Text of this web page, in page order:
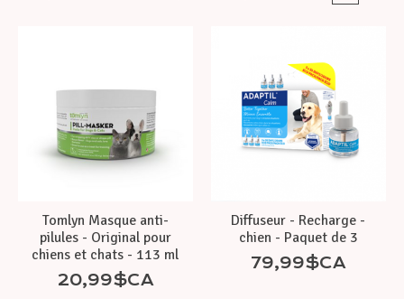
Tomlyn Masque anti-
pilules - Original pour
chiens et chats - 113 ml
20,99$CA
Diffuseur - Recharge -
chien - Paquet de 3
79,99$CA